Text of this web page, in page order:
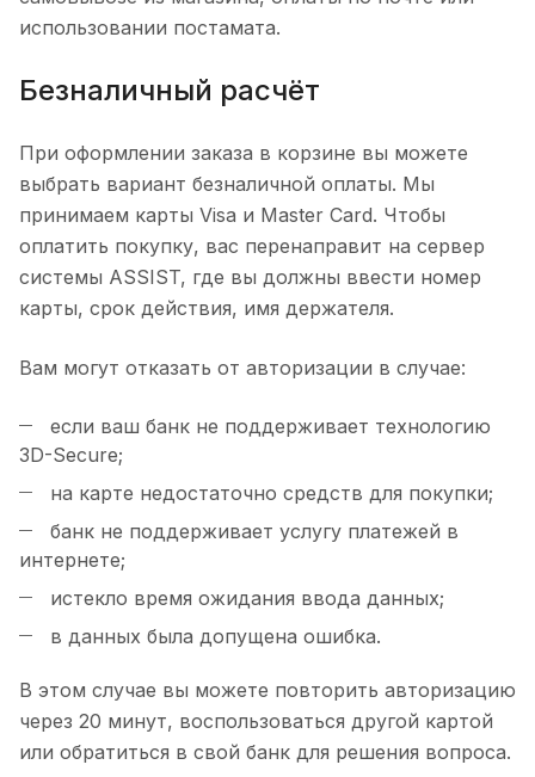
использовании постамата.
Безналичный расчёт
При оформлении заказа в корзине вы можете
выбрать вариант безналичной оплаты. Мы
принимаем карты Visa и Master Card. Чтобы
оплатить покупку, вас перенаправит на сервер
системы ASSIST, где вы должны ввести номер
карты, срок действия, имя держателя.
Вам могут отказать от авторизации в случае:
если ваш банк не поддерживает технологию
3D-Secure;
на карте недостаточно средств для покупки;
банк не поддерживает услугу платежей в
интернете;
истекло время ожидания ввода данных;
в данных была допущена ошибка.
В этом случае вы можете повторить авторизацию
через 20 минут, воспользоваться другой картой
или обратиться в свой банк для решения вопроса.